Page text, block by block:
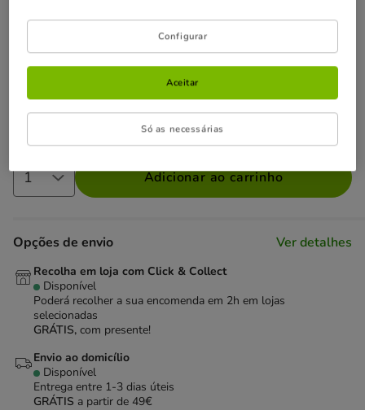
Não perca esta promoção
Com cupão numa seleção de alimentação,
higiene e acessórios. Ver condições
Copiar
Adicionar ao carrinho
Opções de envio Ver detalhes
Recolha em loja com Click & Collect
Disponível
Poderá recolher a sua encomenda em 2h em lojas
selecionadas
GRÁTIS, com presente!
Envio ao domicílio
Disponível
Entrega entre 1-3 dias úteis
GRÁTIS a partir de 49€
Configurar
Só as necessárias
Aceitar